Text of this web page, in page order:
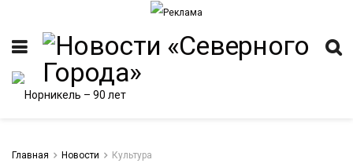
Главная Новости Культура